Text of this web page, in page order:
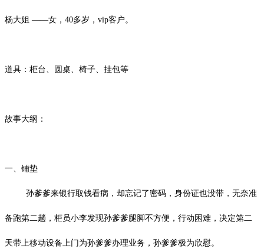
杨大姐 ——女，40多岁，vip客户。
道具：柜台、圆桌、椅子、挂包等
故事大纲：
一、铺垫
孙爹爹来银行取钱看病，却忘记了密码，身份证也没带，无奈准
备跑第二趟，柜员小李发现孙爹爹腿脚不方便，行动困难，决定第二
天带上移动设备上门为孙爹爹办理业务，孙爹爹极为欣慰。